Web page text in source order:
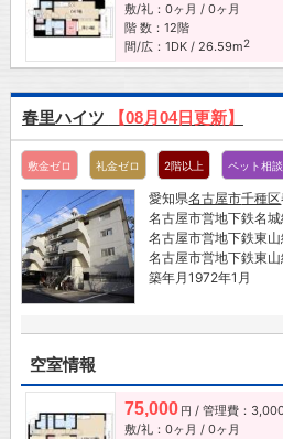
敷/礼：0ヶ月 / 0ヶ月
階 数：12階
間/広：1DK / 26.59m2
春里ハイツ 【08月04日更新】
敷金ゼロ 礼金ゼロ 2階以上 ペット相談
愛知県名古屋市千種区
名古屋市営地下鉄名城
名古屋市営地下鉄東
名古屋市営地下鉄東
築年月1972年1月
空室情報
75,000 円 / 管理費：
敷/礼：0ヶ月 / 0ヶ月